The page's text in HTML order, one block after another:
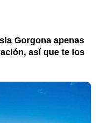
Gorgona apenas
así que te los